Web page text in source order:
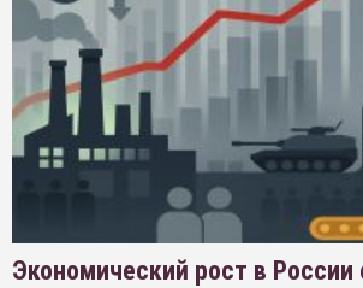
Экономический рост в России